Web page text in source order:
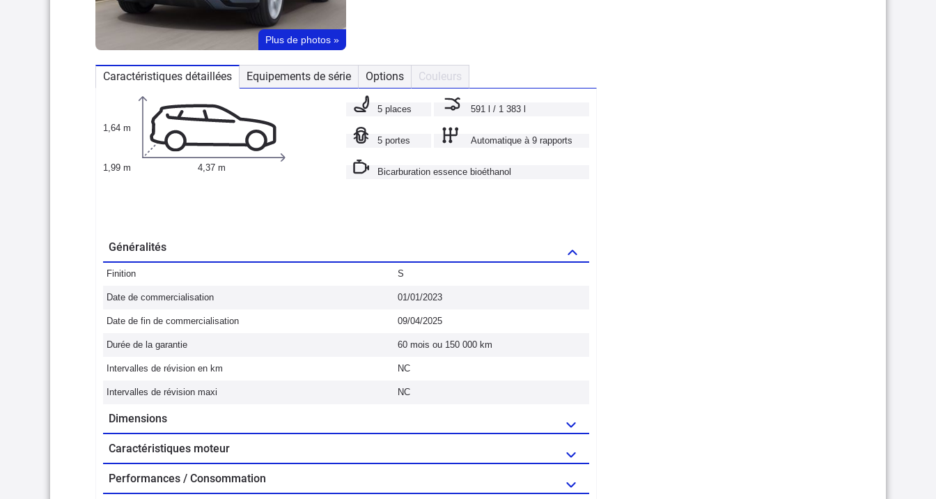
Plus de photos »
Caractéristiques détaillées Equipements de série Options Couleurs
1,64 m
1,99 m 4,37 m
5 places 591 l / 1 383 l
5 portes Automatique à 9 rapports
Bicarburation essence bioéthanol
Généralités
Finition S
Date de commercialisation 01/01/2023
Date de fin de commercialisation 09/04/2025
Durée de la garantie 60 mois ou 150 000 km
Intervalles de révision en km NC
Intervalles de révision maxi NC
Dimensions
Caractéristiques moteur
Performances / Consommation